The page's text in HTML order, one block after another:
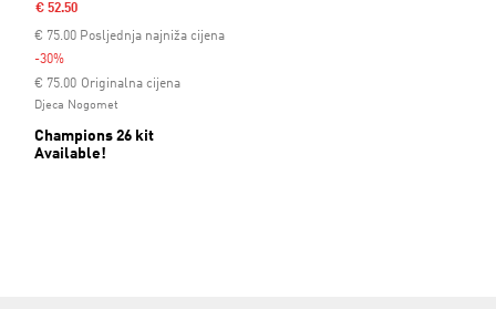
€ 52.50
€ 75.00 Posljednja najniža cijena
-30%
Originalna cijena
Cijena umanjena od
€ 75.00za
Djeca Nogomet
Champions 26 kit
Available!